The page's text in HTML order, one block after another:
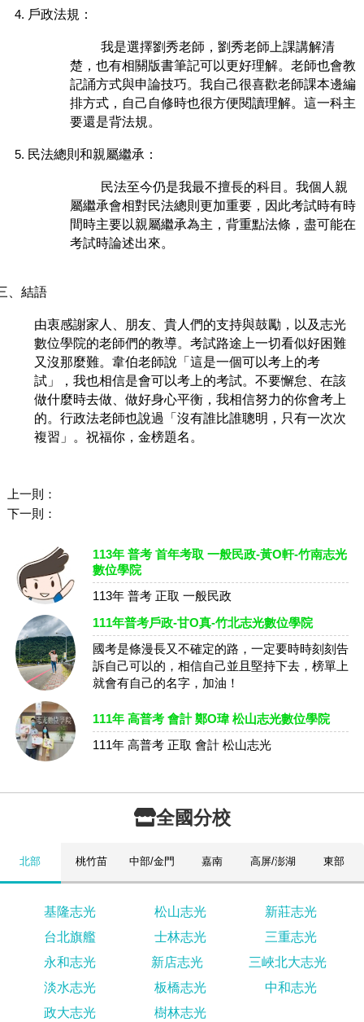
戶政法規：
我是選擇劉秀老師， 劉秀老師上課講解清
楚，也有相關版書筆記可以更好理解。老師也會教
記誦方式與申論技巧。我自己很喜歡老師課本邊編
排方式，自己自修時也很方便閱讀理解。這一科主
要還是背法規。
民法總則和親屬繼承：
民法至今仍是我最不擅長的科目。我個人親
屬繼承會相對民法總則更加重要，因此考試時有時
間時主要以親屬繼承為主，背重點法條，盡可能在
考試時論述出來。
、結語
由衷感謝家人、朋友、貴人們的支持與鼓勵，以及志光
數位學院的老師們的教導。考試路途上一切看似好困難
又沒那麼難。韋伯老師說「這是一個可以考上的考
試」，我也相信是會可以考上的考試。不要懈怠、在該
做什麼時去做、做好身心平衡，我相信努力的你會考上
的。行政法老師也說過「沒有誰比誰聰明，只有一次次
複習」。祝福你，金榜題名。
上一則：
下一則：
113年 普考 首年考取 一般民政-黃O軒-竹南志光
數位學院
113年 普考 正取 一般民政
111年普考戶政-甘O真-竹北志光數位學院
國考是條漫長又不確定的路，一定要時時刻刻告
訴自己可以的，相信自己並且堅持下去，榜單上
就會有自己的名字，加油！
111年 高普考 會計 鄭O瑋 松山志光數位學院
111年 高普考 正取 會計 松山志光
全國分校
北部 桃竹苗 中部/金門 嘉南 高屏/澎湖 東部
基隆志光 松山志光
新莊志光
台北旗艦
士林志光
三重志光
永和志光
新店志光
三峽北大志光
淡水志光
板橋志光
中和志光
政大志光
樹林志光